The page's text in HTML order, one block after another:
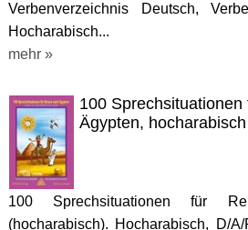
Verbenverzeichnis Deutsch,
Hocharabisch...
mehr »
100
Ägypten,
100 Sprechsituationen für
(hocharabisch). Hocharabisch, D/